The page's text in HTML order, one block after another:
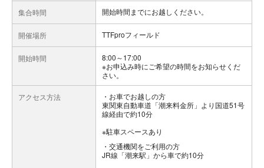
集合時間 開始時間までにお越しください。
開催場所 TTFproフィールド
開始時間
8:00～17:00
※お申込み時にご希望の時間をお知らせくだ
さい。
アクセス方法
お車でお越しの方
東関東自動車道「潮来料金所」より国道51号
線経由で約10分
※駐車スペースあり
交通機関をご利用の方
JR線「潮来駅」から車で約10分